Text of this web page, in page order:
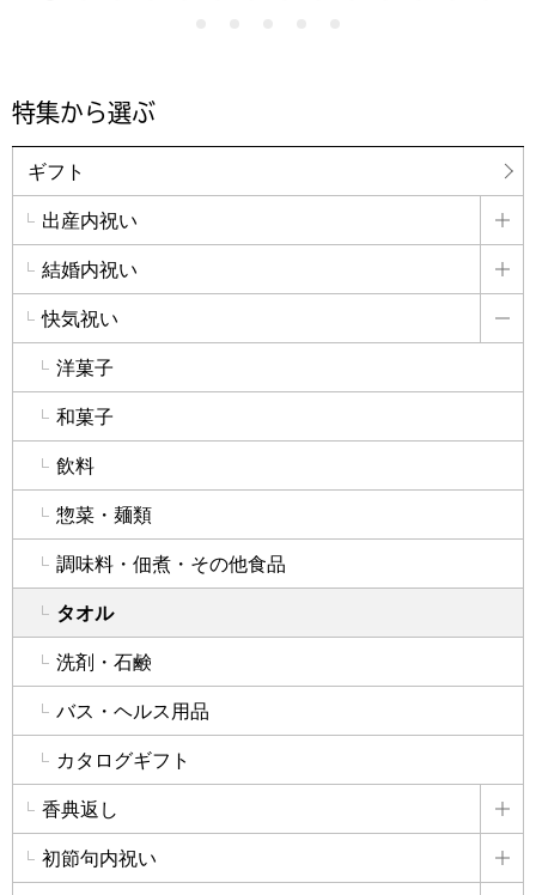
特集から選ぶ
ギフト
出産内祝い
詳
結婚内祝い
詳
快気祝い
洋菓子
和菓子
飲料
惣菜・麺類
調味料・佃煮・その他食品
タオル
洗剤・石鹸
バス・ヘルス用品
カタログギフト
香典返し
詳
初節句内祝い
詳